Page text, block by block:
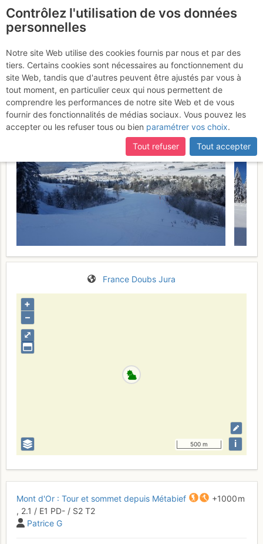
Mont d'Or sommet
depuis Métabief
Samedi 12
novembre 2016
France Doubs Jura
⤢
+
–
500 m i
Mont d'Or : Tour et sommet depuis Métabief
+1000 m
, 2.1 / E1 PD- / S2 T2
Patrice G
Contrôlez l'utilisation de vos données
personnelles
Notre site Web utilise des cookies fournis par nous et par des
tiers. Certains cookies sont nécessaires au fonctionnement du
site Web, tandis que d'autres peuvent être ajustés par vous à
tout moment, en particulier ceux qui nous permettent de
comprendre les performances de notre site Web et de vous
fournir des fonctionnalités de médias sociaux. Vous pouvez les
accepter ou les refuser tous ou bien paramétrer vos choix.
Tout refuser
Tout accepter